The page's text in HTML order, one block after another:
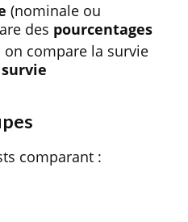
(nominale ou
des pourcentages
on compare la survie
comparant :